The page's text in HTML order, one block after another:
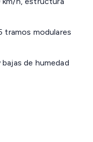
tramos modulares
de humedad